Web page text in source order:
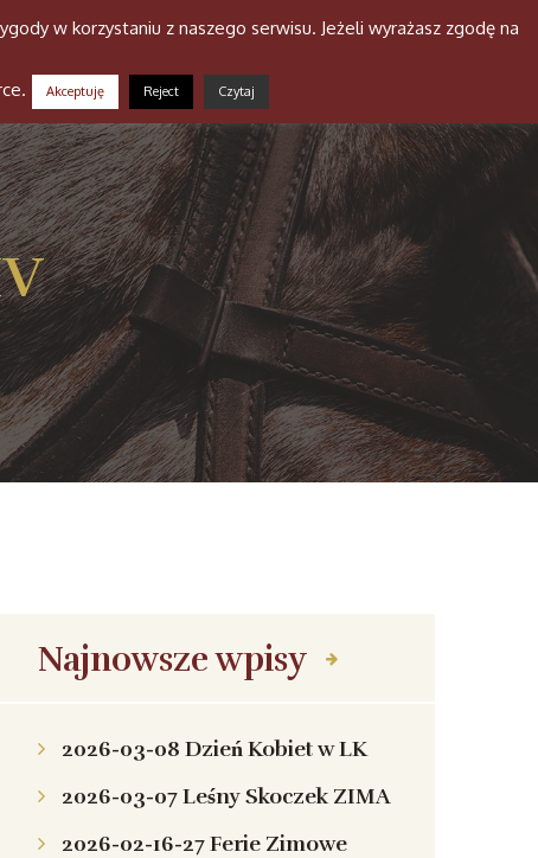
stajni Niusy Galeria
Najnowsze wpisy
2026-03-08 Dzień Kobiet w LK
2026-03-07 Leśny Skoczek ZIMA
2026-02-16-27 Ferie Zimowe
w korzystaniu z naszego serwisu. Jeżeli wyrażasz zgodę na
Akceptuję Reject Czytaj